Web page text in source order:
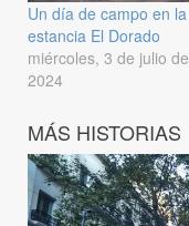
Un día de campo en la
estancia El Dorado
miércoles, 3 de julio de
2024
MÁS HISTORIAS